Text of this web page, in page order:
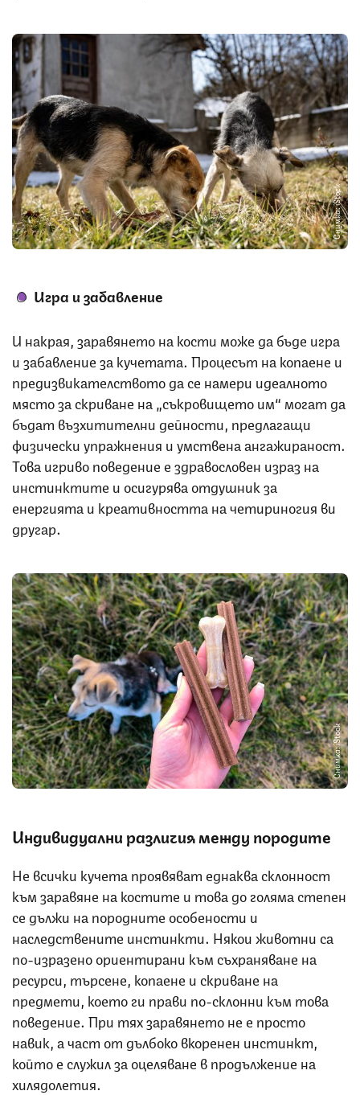
Снимка: iStock
Игра и забавление
И накрая, заравянето на кости може да бъде игра
и забавление за кучетата. Процесът на копаене и
предизвикателството да се намери идеалното
място за скриване на „съкровището им“ могат да
бъдат възхитителни дейности, предлагащи
физически упражнения и умствена ангажираност.
Това игриво поведение е здравословен израз на
инстинктите и осигурява отдушник за
енергията и креативността на четириногия ви
другар.
Снимка: iStock
Индивидуални различия между породите
Не всички кучета проявяват еднаква склонност
към заравяне на костите и това до голяма степен
се дължи на породните особености и
наследствените инстинкти. Някои животни са
по-изразено ориентирани към съхраняване на
ресурси, търсене, копаене и скриване на
предмети, което ги прави по-склонни към това
поведение. При тях заравянето не е просто
навик, а част от дълбоко вкоренен инстинкт,
който е служил за оцеляване в продължение на
хилядолетия.